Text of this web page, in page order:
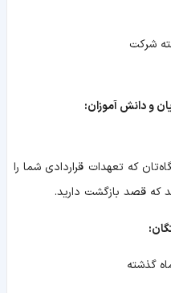
و دانش آموزان:
که تعهدات قراردادی شما را
که قصد بازگشت دارید.